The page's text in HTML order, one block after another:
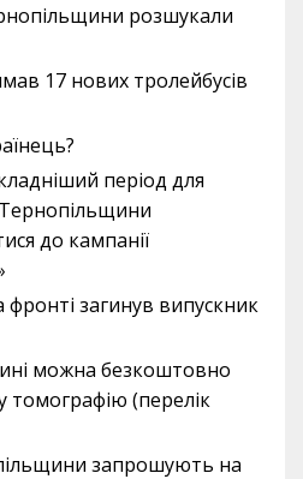
розшукали
17 нових тролейбусів
період для
до кампанії
загинув випускник
можна безкоштовно
(перелік
запрошують на